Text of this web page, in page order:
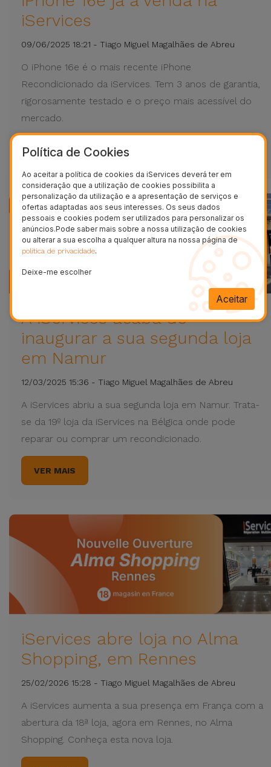
iServices
09/06/2025 18:21 - Tiago Miguel Magalhães de Abreu
O iPhone 16e é o mais recente iPhone
Recondicionado da iServices. Tem 3 anos de garantia,
rigorosamente testado e o preço mais acessível do
mercado.
VER MAIS
A iServices acaba de
inaugurar a sua segunda loja
em Namur
12/03/2025 15:36 - Tiago Miguel Magalhães de Abreu
A iServices abriu a sua segunda loja em Namur. Trata-
se da 19º loja da iServices na Bélgica onde pode
reparar ou comprar um recondicionado.
VER MAIS
iServices abre loja no Alma
Shopping, em Rennes
25/02/2026 15:28 - Tiago Miguel Magalhães de Abreu
A iServices aumenta a sua presença em França com a
abertura da 18ª loja, agora em Rennes, no Alma
Shopping. Conheça esta nova loja.
Política de Cookies
Ao aceitar a política de cookies da iServices deverá ter em
consideração que a utilização de cookies possibilita a
personalização da utilização e a apresentação de serviços e
ofertas adaptadas aos seus interesses. Os seus dados
pessoais e cookies podem ser utilizados para personalizar os
anúncios.Pode saber mais sobre a nossa utilização de cookies
ou alterar a sua escolha a qualquer altura na nossa página de
política de privacidade.
Deixe-me escolher
Aceitar